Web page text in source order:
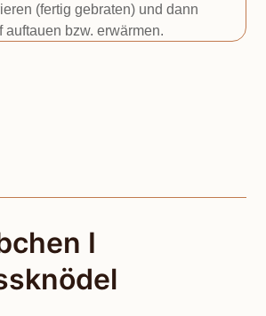
(fertig gebraten) und dann
auftauen bzw. erwärmen.
I